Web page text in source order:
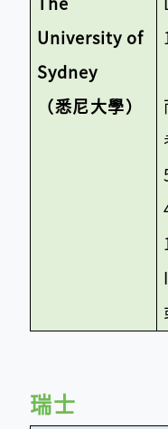
The
University of
Sydney
（悉尼大學）
瑞士